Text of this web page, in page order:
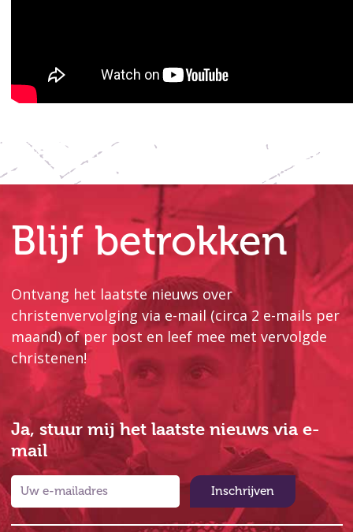
Blijf betrokken
Ontvang het laatste nieuws over
christenvervolging via e-mail (circa 2 e-mails per
maand) of per post en leef mee met vervolgde
christenen!
Ja, stuur mij het laatste nieuws via e-
mail
Inschrijven